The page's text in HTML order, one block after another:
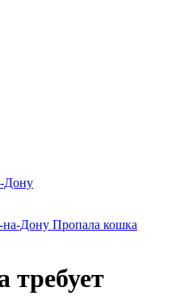
Дону
на-Дону Пропала кошка